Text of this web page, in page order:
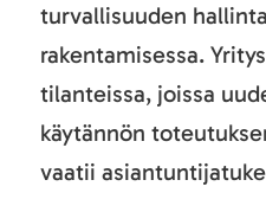
turvallisuuden
rakentamisessa.
tilanteissa, joissa
käytännön
vaatii